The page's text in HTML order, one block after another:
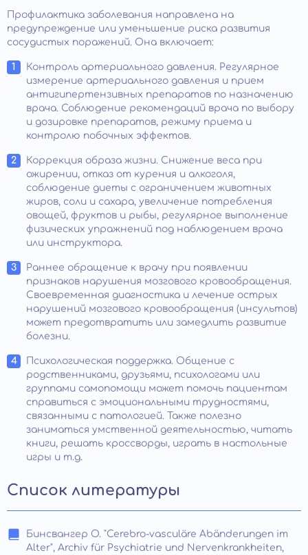
Профилактика заболевания направлена на
предупреждение или уменьшение риска развития
сосудистых поражений. Она включает:
Контроль артериального давления. Регулярное
измерение артериального давления и прием
антигипертензивных препаратов по назначению
врача. Соблюдение рекомендаций врача по выбору
и дозировке препаратов, режиму приема и
контролю побочных эффектов.
Коррекция образа жизни. Снижение веса при
ожирении, отказ от курения и алкоголя,
соблюдение диеты с ограничением животных
жиров, соли и сахара, увеличение потребления
овощей, фруктов и рыбы, регулярное выполнение
физических упражнений под наблюдением врача
или инструктора.
Раннее обращение к врачу при появлении
признаков нарушения мозгового кровообращения.
Своевременная диагностика и лечение острых
нарушений мозгового кровообращения (инсультов)
может предотвратить или замедлить развитие
болезни.
Психологическая поддержка. Общение с
родственниками, друзьями, психологами или
группами самопомощи может помочь пациентам
справиться с эмоциональными трудностями,
связанными с патологией. Также полезно
заниматься умственной деятельностью, читать
книги, решать кроссворды, играть в настольные
игры и т.д.
Список литературы
Бинсвангер О. "Cerebro-vasculäre Abänderungen im
Alter", Archiv für Psychiatrie und Nervenkrankheiten,